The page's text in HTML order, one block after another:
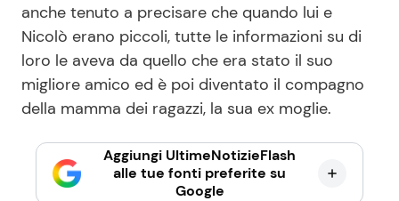
anche tenuto a precisare che quando lui e
Nicolò erano piccoli, tutte le informazioni su di
loro le aveva da quello che era stato il suo
migliore amico ed è poi diventato il compagno
della mamma dei ragazzi, la sua ex moglie.
Aggiungi UltimeNotizieFlash
alle tue fonti preferite su
Google